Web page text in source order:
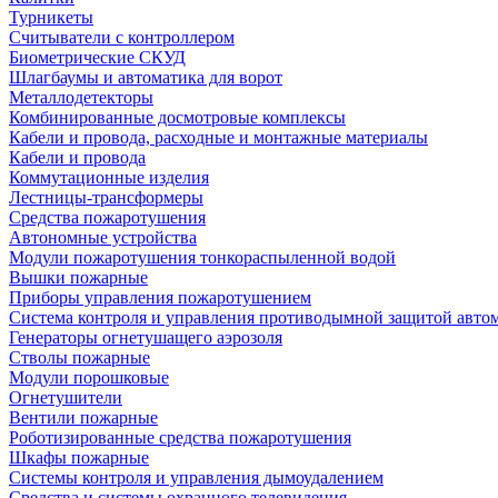
Турникеты
Считыватели с контроллером
Биометрические СКУД
Шлагбаумы и автоматика для ворот
Металлодетекторы
Комбинированные досмотровые комплексы
Кабели и провода, расходные и монтажные материалы
Кабели и провода
Коммутационные изделия
Лестницы-трансформеры
Средства пожаротушения
Автономные устройства
Модули пожаротушения тонкораспыленной водой
Вышки пожарные
Приборы управления пожаротушением
Система контроля и управления противодымной защитой
Генераторы огнетушащего аэрозоля
Стволы пожарные
Модули порошковые
Огнетушители
Вентили пожарные
Роботизированные средства пожаротушения
Шкафы пожарные
Системы контроля и управления дымоудалением